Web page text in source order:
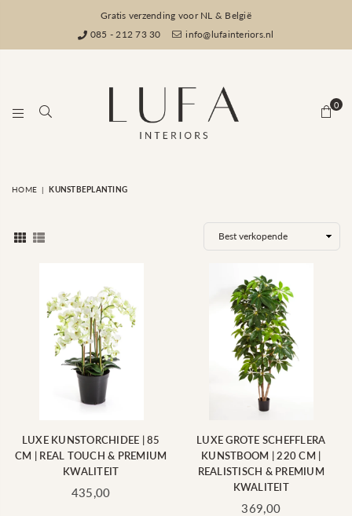
Gratis verzending voor NL & België
085 - 212 73 30
info@lufainteriors.nl
LUFA
INTERIORS
0
HOME | KUNSTBEPLANTING
LUXE KUNSTORCHIDEE | 85
CM | REAL TOUCH & PREMIUM
KWALITEIT
Standaard
435,00
LUXE GROTE SCHEFFLERA
KUNSTBOOM | 220 CM |
REALISTISCH & PREMIUM
KWALITEIT
Standaard
369,00